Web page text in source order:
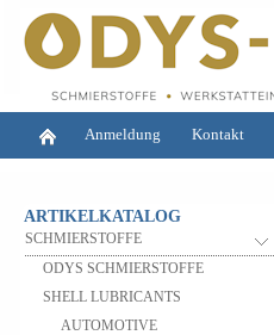
Anmeldung Kontakt
ARTIKELKATALOG
SCHMIERSTOFFE
ODYS SCHMIERSTOFFE
SHELL LUBRICANTS
AUTOMOTIVE